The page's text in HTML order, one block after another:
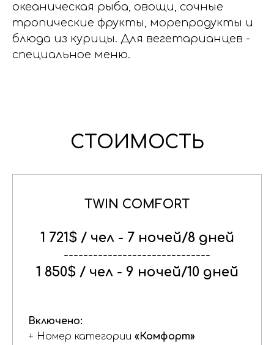
океаническая рыба, овощи, сочные
тропические фрукты, морепродукты и
блюда из курицы. Для вегетарианцев -
специальное меню.
СТОИМОСТЬ
TWIN COMFORT
1 721$ / чел - 7 ночей/8 дней
------------------------------
1 850$ / чел - 9 ночей/10 дней
Включено:
+ Номер категории «Комфорт»